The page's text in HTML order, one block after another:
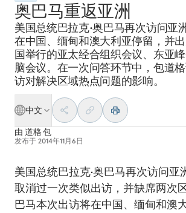
奥巴马重返亚洲
美国总统巴拉克•奥巴马再次访问亚
在中国、缅甸和澳大利亚停留，并
国举行的亚太经合组织会议、东亚
脑会议。在一次问答环节中，包道
访对解决区域热点问题的影响。
中文
由 道格 包
发布于 2014年11月6日
美国总统巴拉克•奥巴马再次访问亚
取消过一次类似出访，并缺席两次
巴马本次出访将在中国、缅甸和澳